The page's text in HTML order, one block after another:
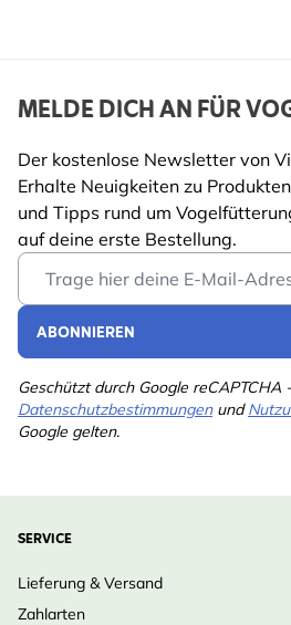
MELDE DICH AN FÜR
Der kostenlose Newsletter von
Erhalte Neuigkeiten zu
und Tipps rund um
auf deine erste Bestellung.
Email Address
ABONNIEREN
Geschützt durch Google reCAPTCHA
Datenschutzbestimmungenund
Google gelten.
SERVICE
Lieferung & Versand
Zahlarten